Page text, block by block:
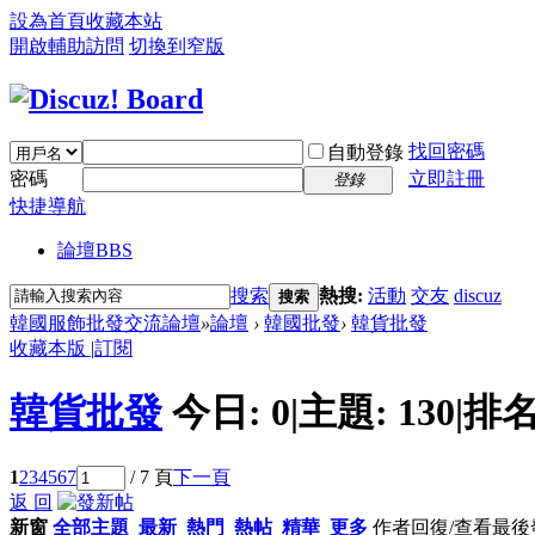
設為首頁收藏本站
開啟輔助訪問 切換到窄版
自動登錄 找回密碼
密碼
登錄
立即註冊
快捷導航
論壇BBS
搜索 搜索 熱搜: 活動 交友 discuz
韓國服飾批發交流論壇»論壇 › 韓國批發› 韓貨批發
收藏本版 |訂閱
韓貨批發 今日: 0|主題: 130|排
1234567 / 7 頁下一頁
返 回
新窗 全部主題 最新 熱門 熱帖 精華 更多 作者回復/查看最後